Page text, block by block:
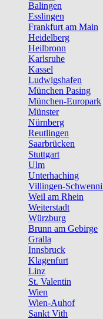
Balingen
Esslingen
Frankfurt am Main
Heidelberg
Heilbronn
Karlsruhe
Kassel
Ludwigshafen
München Pasing
München-Europark
Münster
Nürnberg
Reutlingen
Saarbrücken
Stuttgart
Ulm
Unterhaching
Villingen-
Weil am Rhein
Weiterstadt
Würzburg
Brunn am Gebirge
Gralla
Innsbruck
Klagenfurt
Linz
St. Valentin
Wien
Wien-Auhof
Sankt Vith